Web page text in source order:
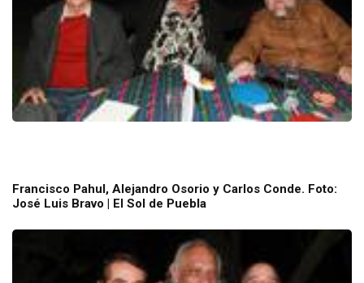
Francisco Pahul, Alejandro Osorio y Carlos Conde. Foto:
José Luis Bravo | El Sol de Puebla